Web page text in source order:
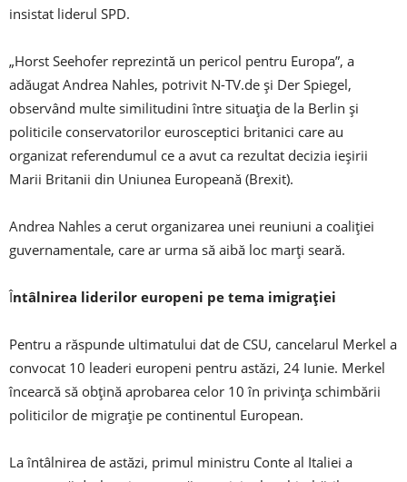
insistat liderul SPD.
„Horst Seehofer reprezintă un pericol pentru Europa”, a
adăugat Andrea Nahles, potrivit N-TV.de şi Der Spiegel,
observând multe similitudini între situaţia de la Berlin şi
politicile conservatorilor eurosceptici britanici care au
organizat referendumul ce a avut ca rezultat decizia ieşirii
Marii Britanii din Uniunea Europeană (Brexit).
Andrea Nahles a cerut organizarea unei reuniuni a coaliţiei
guvernamentale, care ar urma să aibă loc marţi seară.
Întâlnirea liderilor europeni pe tema imigrației
Pentru a răspunde ultimatului dat de CSU, cancelarul Merkel a
convocat 10 leaderi europeni pentru astăzi, 24 Iunie. Merkel
încearcă să obțină aprobarea celor 10 în privința schimbării
politicilor de migrație pe continentul European.
La întâlnirea de astăzi, primul ministru Conte al Italiei a